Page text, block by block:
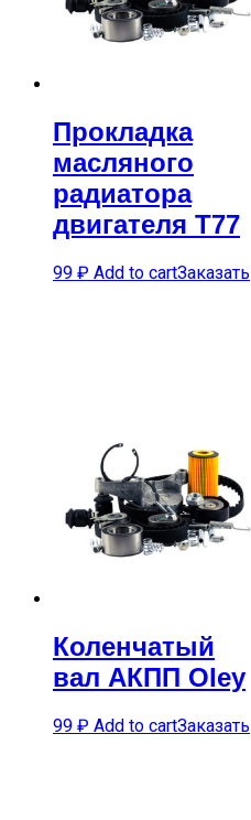
Прокладка
масляного
радиатора
двигателя T77
99 ₽ Add to cartЗаказать
Коленчатый
вал АКПП Oley
99 ₽ Add to cartЗаказать